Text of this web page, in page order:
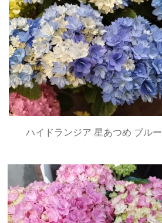
ハイドランジア 星あつめ ブルー